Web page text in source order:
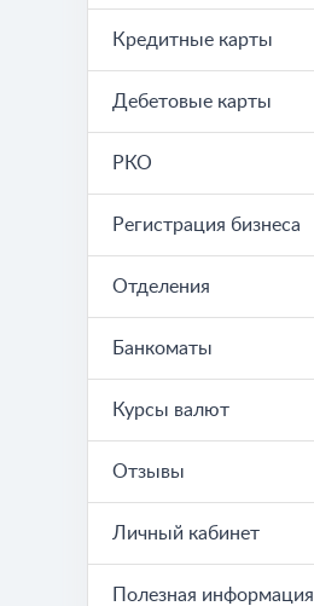
Кредитные карты
Дебетовые карты
РКО
Регистрация бизнеса
Отделения
Банкоматы
Курсы валют
Отзывы
Личный кабинет
Полезная информация